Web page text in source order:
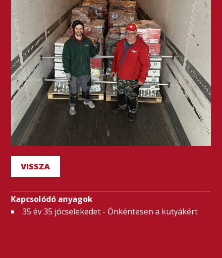
VISSZA
Kapcsolódó anyagok
35 év 35 jócselekedet - Önkéntesen a kutyákért